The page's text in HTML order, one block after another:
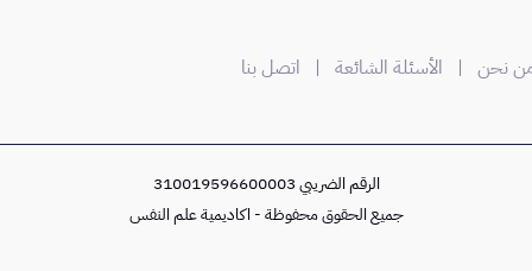
نحن | الأسئلة الشائعة | اتصل بنا
الرقم الضريبي 310019596600003
جميع الحقوق محفوظة - اكاديمية علم النفس